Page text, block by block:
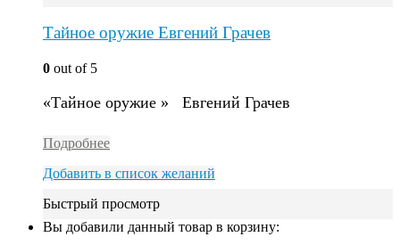
Тайное оружие Евгений Грачев
0 out of 5
«Тайное оружие » Евгений Грачев
Подробнее
Добавить в список желаний
Быстрый просмотр
Вы добавили данный товар в корзину: